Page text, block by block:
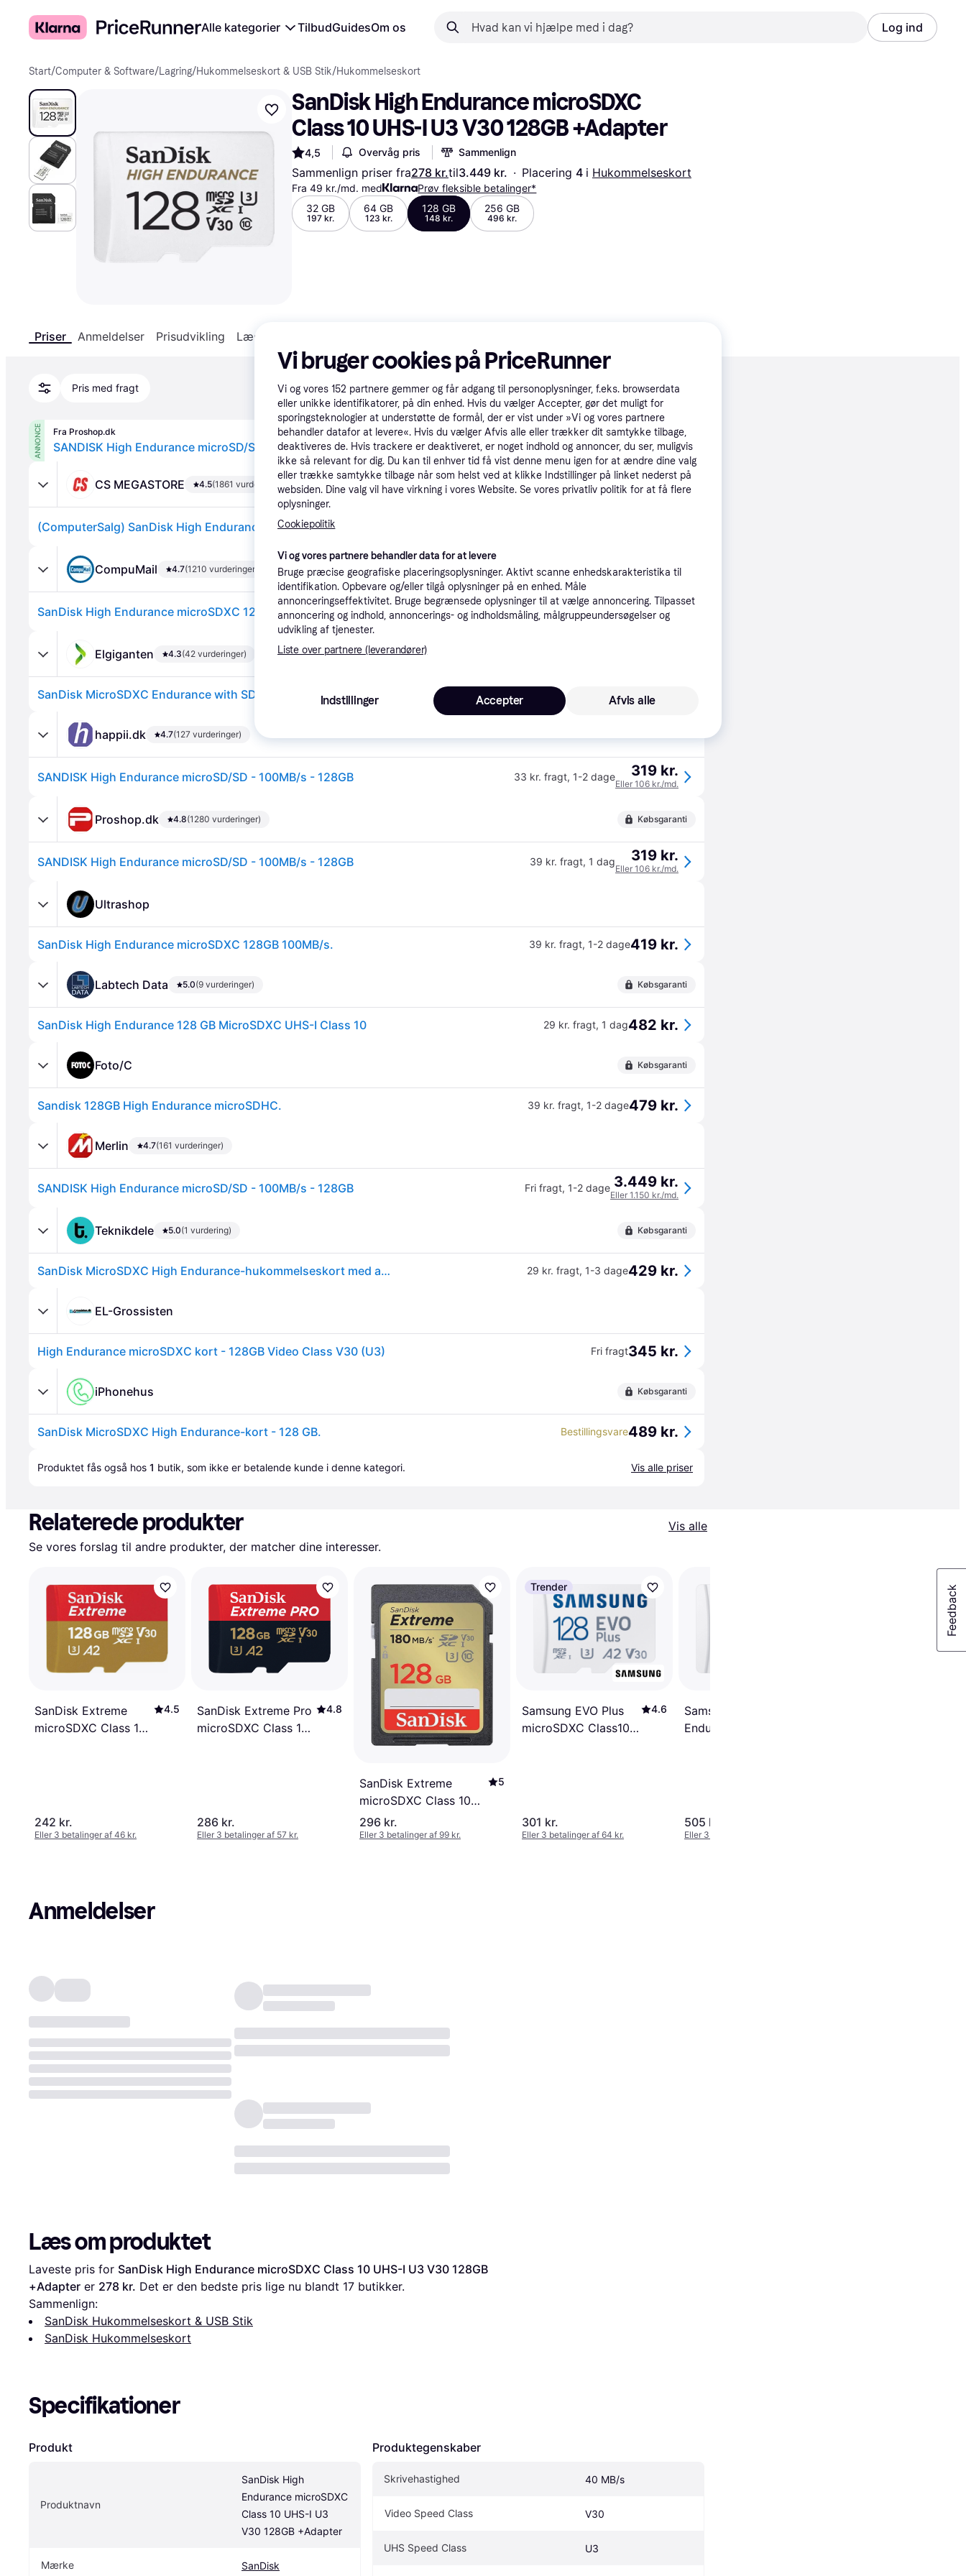
Alle kategorier TilbudGuidesOm os Log ind
Start/Computer & Software/Lagring/Hukommelseskort & USB Stik/Hukommelseskort
SanDisk High Endurance microSDXC
Class 10 UHS-I U3 V30 128GB +Adapter
4,5 Overvåg pris Sammenlign
Sammenlign priser fra278 kr.til3.449 kr. · Placering 4 i Hukommelseskort
Fra 49 kr./md. med
Prøv fleksible betalinger*
32 GB
197 kr.
64 GB
123 kr.
128 GB
148 kr.
256 GB
496 kr.
Priser Anmeldelser Prisudvikling Læs om produktet
Pris med fragt Promoveret
ANNONCE Fra Proshop.dk
SANDISK High Endurance microSD/SD - 100MB/s - 128GB 39 kr. fragt 319 kr.
Eller 106 kr./md.
CS MEGASTORE 4.5(1861 vurderinger) Købsgaranti
CompuMail 4.7(1210 vurderinger) Købsgaranti
SanDisk High Endurance microSDXC 128GB 100MB/s --> På lager, levering hos dig 08-08-2026 39 kr. fragt,1-2 dage 293 kr.
Eller 98 kr./md.
Elgiganten 4.3(42 vurderinger)
49 kr. fragt 1-2 dage299 kr.
happii.dk 4.7(127 vurderinger)
SANDISK High Endurance microSD/SD - 100MB/s - 128GB 33 kr. fragt, 1-2 dage 319 kr.
Eller 106 kr./md.
Proshop.dk 4.8(1280 vurderinger) Købsgaranti
SANDISK High Endurance microSD/SD - 100MB/s - 128GB 39 kr. fragt, 1 dag 319 kr.
Eller 106 kr./md.
Ultrashop
SanDisk High Endurance microSDXC 128GB 100MB/s. 39 kr. fragt, 1-2 dage419 kr.
Labtech Data 5.0(9 vurderinger) Købsgaranti
SanDisk High Endurance 128 GB MicroSDXC UHS-I Class 10 29 kr. fragt, 1 dag482 kr.
Foto/C Købsgaranti
Sandisk 128GB High Endurance microSDHC. 39 kr. fragt, 1-2 dage479 kr.
Merlin 4.7(161 vurderinger)
SANDISK High Endurance microSD/SD - 100MB/s - 128GB Fri fragt, 1-2 dage 3.449 kr.
Eller 1.150 kr./md.
Teknikdele 5.0(1 vurdering) Købsgaranti
SanDisk MicroSDXC High Endurance-hukommelseskort med adapter, 128 GB 29 kr. fragt, 1-3 dage429 kr.
EL-Grossisten
High Endurance microSDXC kort - 128GB Video Class V30 (U3) Fri fragt345 kr.
iPhonehus Købsgaranti
SanDisk MicroSDXC High Endurance-kort - 128 GB. Bestillingsvare489 kr.
Produktet fås også hos 1 butik, som ikke er betalende kunde i denne kategori. Vis alle priser
Relaterede produkter
Vis alle
Se vores forslag til andre produkter, der matcher dine interesser.
SanDisk Extreme
microSDXC Class 10
4.5
242 kr.
Eller 3 betalinger af 46 kr.
SanDisk Extreme Pro
microSDXC Class 10
4.8
286 kr.
Eller 3 betalinger af 57 kr.
SanDisk Extreme
microSDXC Class 10
UHS-I U3 V30
180/90MB/s 128GB
5
296 kr.
Eller 3 betalinger af 99 kr.
Trender
Samsung EVO Plus
microSDXC Class10
4.6
301 kr.
Eller 3 betalinger af 64 kr.
Samsung Pro
Endurance
505 kr.
Eller 3 betalinger af 113 kr.
LEXAR Professional
Plus MicroSDXC
UHS-I U3 V30 A2
Anmeldelser
Læs om produktet
Laveste pris for SanDisk High Endurance microSDXC Class 10 UHS-I U3 V30 128GB
+Adapter er 278 kr. Det er den bedste pris lige nu blandt 17 butikker.
Sammenlign:
SanDisk Hukommelseskort & USB Stik
SanDisk Hukommelseskort
Specifikationer
Produkt
Produktnavn
SanDisk High
Endurance microSDXC
Class 10 UHS-I U3
V30 128GB +Adapter
Mærke SanDisk
Produktegenskaber
Skrivehastighed 40 MB/s
Video Speed Class V30
UHS Speed Class U3
Vi bruger cookies på PriceRunner
Vi og vores 152 partnere gemmer og får adgang til personoplysninger, f.eks. browserdata
eller unikke identifikatorer, på din enhed. Hvis du vælger Accepter, gør det muligt for
sporingsteknologier at understøtte de formål, der er vist under »Vi og vores partnere
behandler datafor at levere«. Hvis du vælger Afvis alle eller trækker dit samtykke tilbage,
deaktiveres de. Hvis trackere er deaktiveret, er noget indhold og annoncer, du ser, muligvis
ikke så relevant for dig. Du kan til enhver tid få vist denne menu igen for at ændre dine valg
eller trække samtykke tilbage når som helst ved at klikke Indstillinger på linket nederst på
websiden. Dine valg vil have virkning i vores Website. Se vores privatliv politik for at få flere
oplysninger.
Cookiepolitik
Vi og vores partnere behandler data for at levere
Bruge præcise geografiske placeringsoplysninger. Aktivt scanne enhedskarakteristika til
identifikation. Opbevare og/eller tilgå oplysninger på en enhed. Måle
annonceringseffektivitet. Bruge begrænsede oplysninger til at vælge annoncering. Tilpasset
annoncering og indhold, annoncerings- og indholdsmåling, målgruppeundersøgelser og
udvikling af tjenester.
Liste over partnere (leverandører)
Indstillinger Afvis alle
Accepter